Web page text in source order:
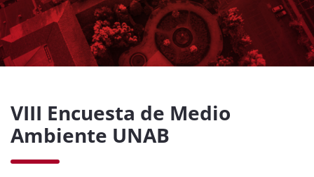
VIII Encuesta de Medio
Ambiente UNAB